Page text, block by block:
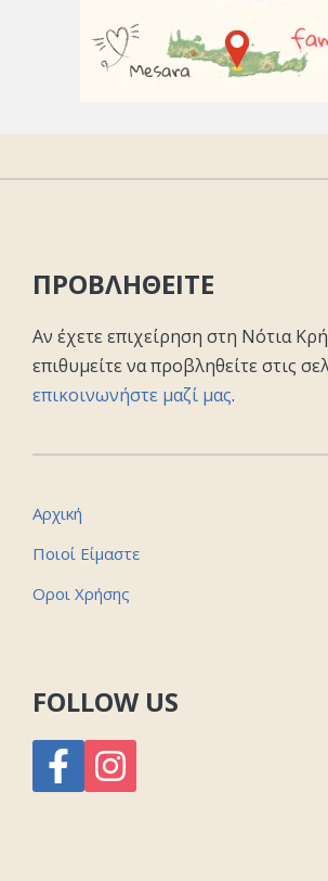
ΠΡΟΒΛΗΘΕΙΤΕ
Αν έχετε επιχείρηση στη Νότια
επιθυμείτε να προβληθείτε στις
επικοινωνήστε μαζί μας.
Αρχική
Ποιοί Είμαστε
Οροι Χρήσης
FOLLOW US